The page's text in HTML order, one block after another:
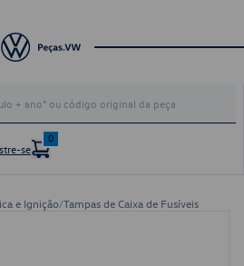
se
0
e Ignição/Tampas de Caixa de Fusíveis